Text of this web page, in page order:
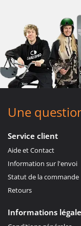
Une
Service client
Aide et Contact
Information sur l'envoi
Statut de la commande
Retours
Informations